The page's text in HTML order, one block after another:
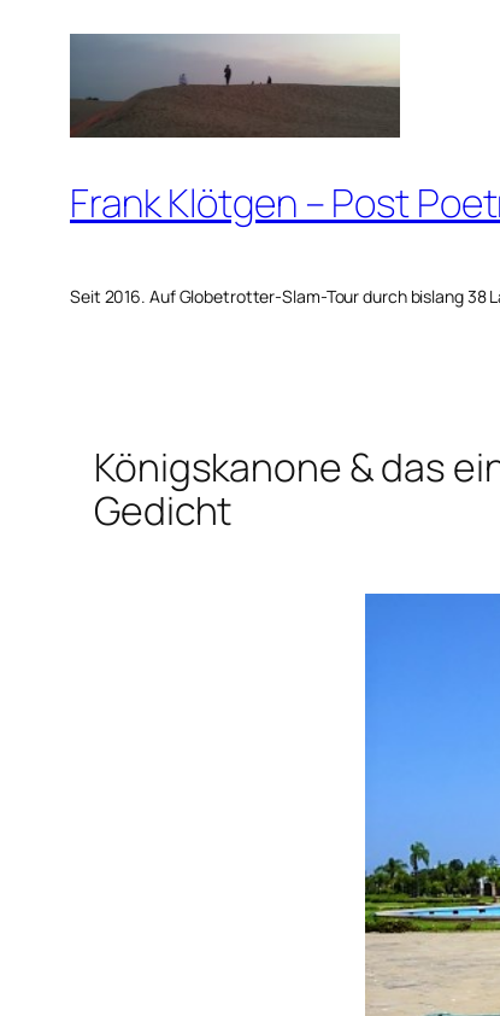
springen
Frank Klötgen – Post
Seit 2016. Auf Globetrotter-Slam-Tour durch bislang 38
Königskanone & das
Gedicht